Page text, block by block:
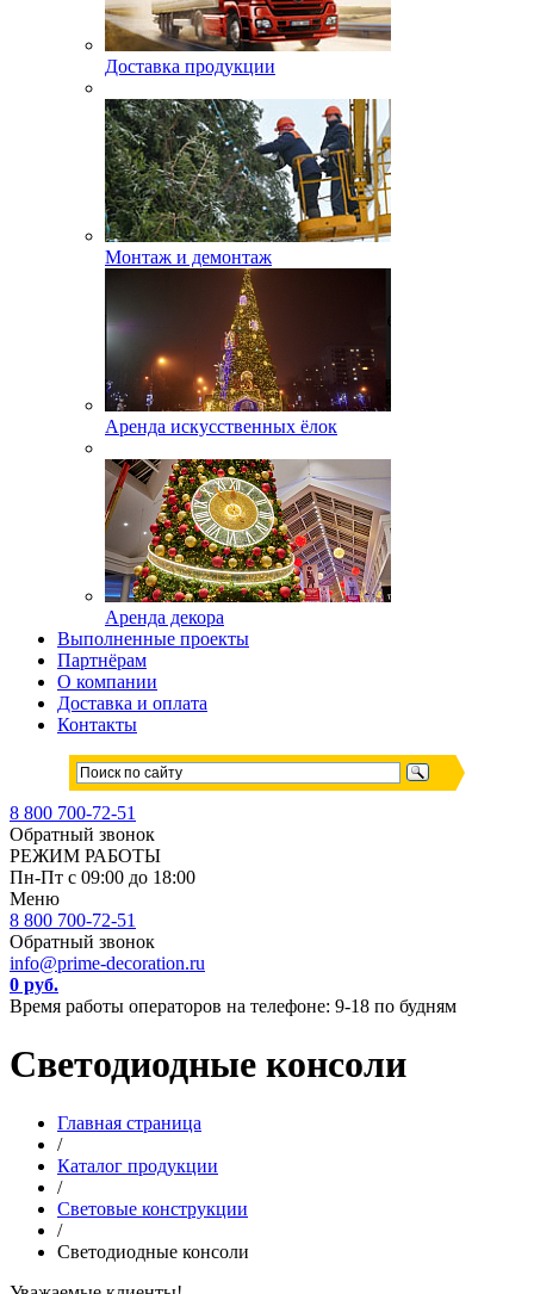
Доставка продукции
Монтаж и демонтаж
Аренда искусственных ёлок
Аренда декора
Выполненные проекты
Партнёрам
О компании
Доставка и оплата
Контакты
8 800 700-72-51
Обратный звонок
РЕЖИМ РАБОТЫ
Пн-Пт с 09:00 до 18:00
Меню
8 800 700-72-51
Обратный звонок
info@prime-decoration.ru
0 руб.
Время работы операторов на телефоне: 9-18 по будням
Светодиодные консоли
Главная страница
/
Каталог продукции
/
Световые конструкции
/
Светодиодные консоли